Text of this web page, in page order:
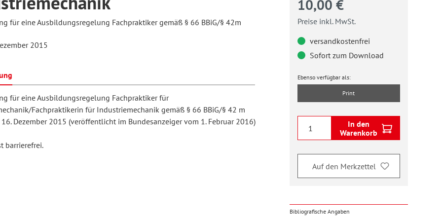
und Unterrichtsforschung
und
Forum
für eine Ausbildungsregelung Fachpraktiker gemäß § 66 BBiG/§ 42m
2015
für eine Ausbildungsregelung Fachpraktiker für
Fachpraktikerin für Industriemechanik gemäß § 66 BBiG/§ 42 m
Dezember 2015 (veröffentlicht im Bundesanzeiger vom 1. Februar 2016)
barrierefrei.
10,00 €
Preise inkl. MwSt.
versandkostenfrei
Sofort zum Download
Ebenso verfügbar als:
Print
In den
Warenkorb
Auf den Merkzettel
Bibliografische Angaben